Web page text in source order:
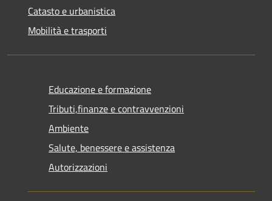
Catasto e urbanistica
Mobilità e trasporti
Educazione e formazione
Tributi,finanze e contravvenzioni
Ambiente
Salute, benessere e assistenza
Autorizzazioni